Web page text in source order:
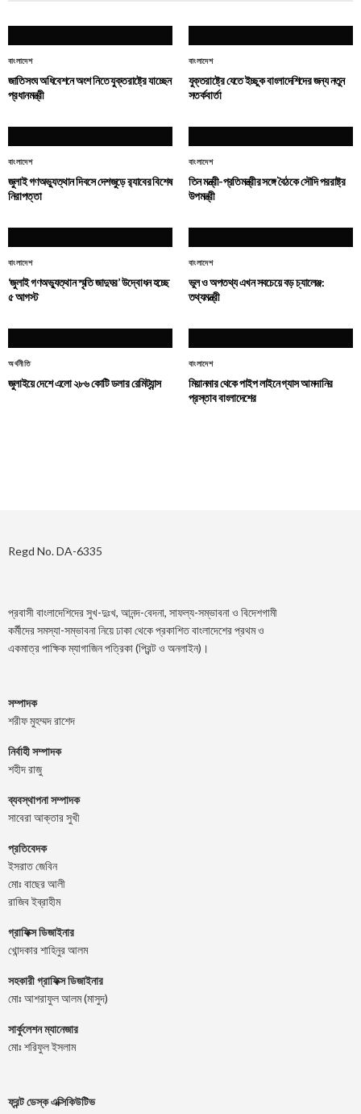
বাংলাদেশ
জাতিসংঘ অধিবেশনে অংশ নিতে যুক্তরাষ্ট্রে যাচ্ছেন
প্রধানমন্ত্রী
বাংলাদেশ
যুক্তরাষ্ট্রে যেতে ইচ্ছুক বাংলাদেশিদের জন্য নতুন
সতর্কবার্তা
বাংলাদেশ
জুলাই গণঅভ্যুত্থান দিবসে দেশজুড়ে র‌্যাবের বিশেষ
নিরাপত্তা
বাংলাদেশ
তিন মন্ত্রী-প্রতিমন্ত্রীর সঙ্গে বৈঠকে সৌদি পররাষ্ট্র
উপমন্ত্রী
বাংলাদেশ
‘জুলাই গণঅভ্যুত্থান স্মৃতি জাদুঘর’ উদ্বোধন হচ্ছে
৫ আগস্ট
বাংলাদেশ
ভুল ও অপতথ্য এখন সবচেয়ে বড় চ্যালেঞ্জ:
তথ্যমন্ত্রী
অর্থনীতি
জুলাইয়ে দেশে এলো ২৮৬ কোটি ডলার রেমিট্যান্স
বাংলাদেশ
মিয়ানমার থেকে পাইপ লাইনে গ্যাস আমদানির
প্রস্তাব বাংলাদেশের
Regd No. DA-6335
প্রবাসী বাংলাদেশিদের সুখ-দুঃখ, আনন্দ-বেদনা, সাফল্য-সম্ভাবনা ও বিদেশগামী
কর্মীদের সমস্যা-সম্ভাবনা নিয়ে ঢাকা থেকে প্রকাশিত বাংলাদেশের প্রথম ও
একমাত্র পাক্ষিক ম্যাগাজিন পত্রিকা (প্রিন্ট ও অনলাইন)।
সম্পাদক
শরীফ মুহম্মদ রাশেদ
নির্বাহী সম্পাদক
শহীদ রাজু
ব্যবস্থাপনা সম্পাদক
সাবেরা আক্তার সুখী
প্রতিবেদক
ইসরাত জেবিন
মোঃ বাছের আলী
রাজিব ইব্রাহীম
গ্রাফিক্স ডিজাইনার
খোন্দকার শাহিনুর আলম
সহকারী গ্রাফিক্স ডিজাইনার
মোঃ আশরাফুল আলম (মাসুদ)
সার্কুলেশন ম্যানেজার
মোঃ শরিফুল ইসলাম
ফ্রন্ট ডেস্ক এক্সিকিউটিভ